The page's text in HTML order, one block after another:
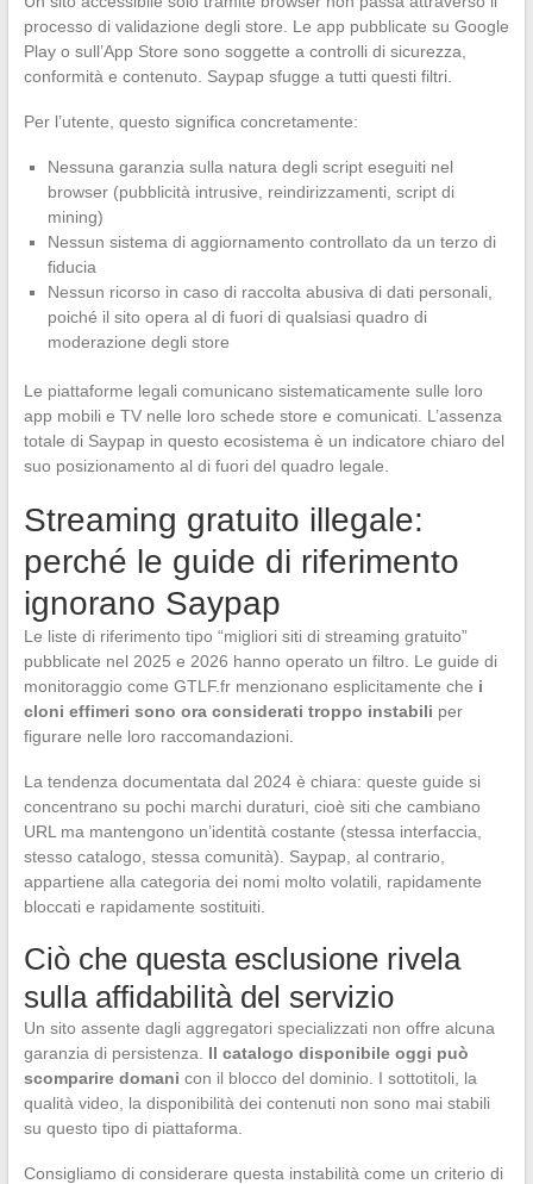
processo di validazione degli store. Le app pubblicate su Google
Play o sull’App Store sono soggette a controlli di sicurezza,
conformità e contenuto. Saypap sfugge a tutti questi filtri.
Per l’utente, questo significa concretamente:
Nessuna garanzia sulla natura degli script eseguiti nel
browser (pubblicità intrusive, reindirizzamenti, script di
mining)
Nessun sistema di aggiornamento controllato da un terzo di
fiducia
Nessun ricorso in caso di raccolta abusiva di dati personali,
poiché il sito opera al di fuori di qualsiasi quadro di
moderazione degli store
Le piattaforme legali comunicano sistematicamente sulle loro
app mobili e TV nelle loro schede store e comunicati. L’assenza
totale di Saypap in questo ecosistema è un indicatore chiaro del
suo posizionamento al di fuori del quadro legale.
Streaming gratuito illegale:
perché le guide di riferimento
ignorano Saypap
Le liste di riferimento tipo “migliori siti di streaming gratuito”
pubblicate nel 2025 e 2026 hanno operato un filtro. Le guide di
monitoraggio come GTLF.fr menzionano esplicitamente che i
cloni effimeri sono ora considerati troppo instabili per
figurare nelle loro raccomandazioni.
La tendenza documentata dal 2024 è chiara: queste guide si
concentrano su pochi marchi duraturi, cioè siti che cambiano
URL ma mantengono un’identità costante (stessa interfaccia,
stesso catalogo, stessa comunità). Saypap, al contrario,
appartiene alla categoria dei nomi molto volatili, rapidamente
bloccati e rapidamente sostituiti.
Ciò che questa esclusione rivela
sulla affidabilità del servizio
Un sito assente dagli aggregatori specializzati non offre alcuna
garanzia di persistenza. Il catalogo disponibile oggi può
scomparire domani con il blocco del dominio. I sottotitoli, la
qualità video, la disponibilità dei contenuti non sono mai stabili
su questo tipo di piattaforma.
Consigliamo di considerare questa instabilità come un criterio di